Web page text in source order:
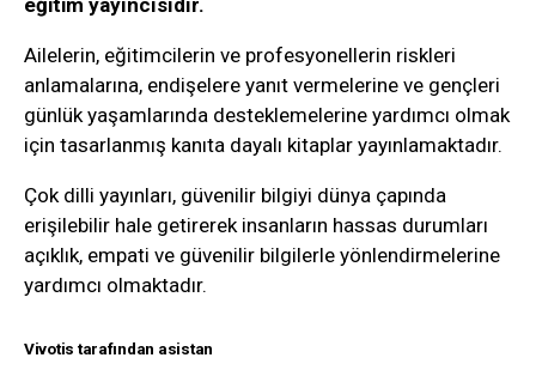
Ailelerin, eğitimcilerin ve profesyonellerin riskleri
anlamalarına, endişelere yanıt vermelerine ve gençleri
günlük yaşamlarında desteklemelerine yardımcı olmak
için tasarlanmış kanıta dayalı kitaplar yayınlamaktadır.
Çok dilli yayınları, güvenilir bilgiyi dünya çapında
erişilebilir hale getirerek insanların hassas durumları
açıklık, empati ve güvenilir bilgilerle yönlendirmelerine
yardımcı olmaktadır.
Vivotis tarafından asistan